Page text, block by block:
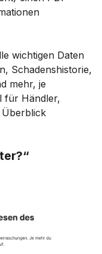
wichtigen Daten
Schadenshistorie,
mehr, je
für Händler,
Überblick